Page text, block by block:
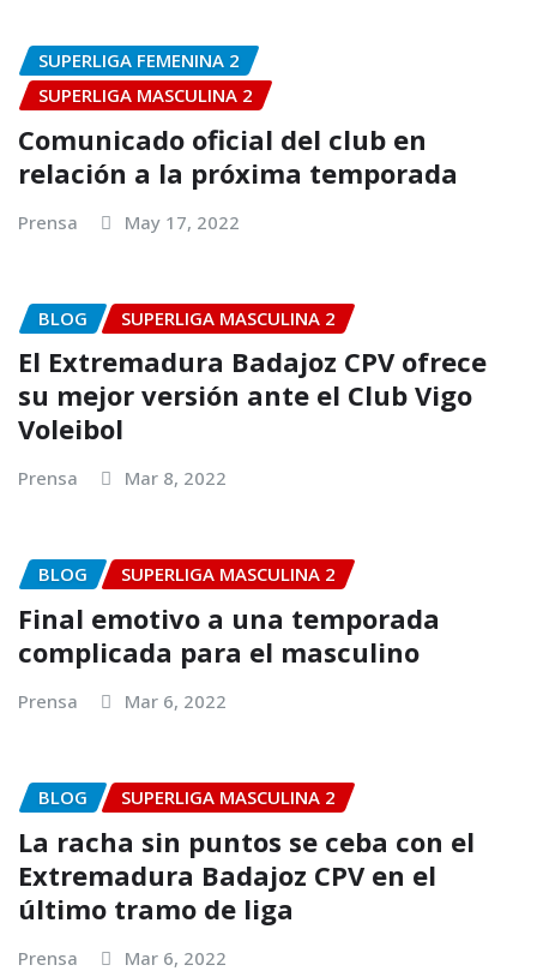
SUPERLIGA FEMENINA 2
SUPERLIGA MASCULINA 2
Comunicado oficial del club en
relación a la próxima temporada
Prensa May 17, 2022
BLOG SUPERLIGA MASCULINA 2
El Extremadura Badajoz CPV ofrece
su mejor versión ante el Club Vigo
Voleibol
Prensa Mar 8, 2022
BLOG SUPERLIGA MASCULINA 2
Final emotivo a una temporada
complicada para el masculino
Prensa Mar 6, 2022
BLOG SUPERLIGA MASCULINA 2
La racha sin puntos se ceba con el
Extremadura Badajoz CPV en el
último tramo de liga
Prensa Mar 6, 2022